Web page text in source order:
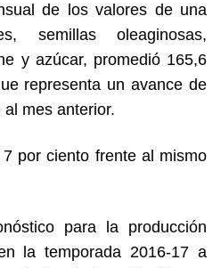
de los valores de una
semillas oleaginosas,
y azúcar, promedió 165,6
representa un avance de
mes anterior.
por ciento frente al mismo
para la producción
la temporada 2016-17 a